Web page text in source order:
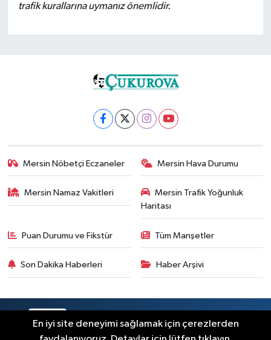
trafik kurallarına uymanız önemlidir.
Mersin Nöbetçi Eczaneler Mersin Hava Durumu
Mersin Namaz Vakitleri
Mersin Trafik Yoğunluk
Haritası
Puan Durumu ve Fikstür Tüm Manşetler
Son Dakika Haberleri Haber Arşivi
En iyi site deneyimi sağlamak için çerezlerden